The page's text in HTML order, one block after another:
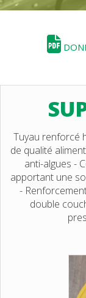
Tuyau renforcé
de qualité
anti-algues -
apportant une
-
double